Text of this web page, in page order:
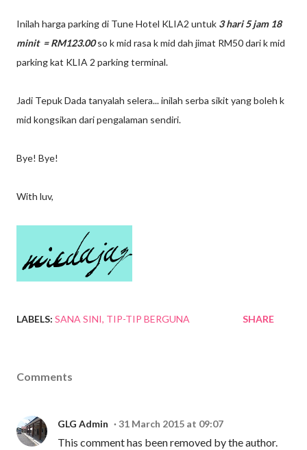
Inilah harga parking di Tune Hotel KLIA2 untuk 3 hari 5 jam 18
minit = RM123.00so k mid rasa k mid dah jimat RM50 dari k mid
parking kat KLIA 2 parking terminal.
Jadi Tepuk Dada tanyalah selera... inilah serba sikit yang boleh k
mid kongsikan dari pengalaman sendiri.
Bye! Bye!
With luv,
LABELS: SANA SINI TIP-TIP BERGUNA SHARE
Comments
GLG Admin 31 March 2015 at 09:07
This comment has been removed by the author.